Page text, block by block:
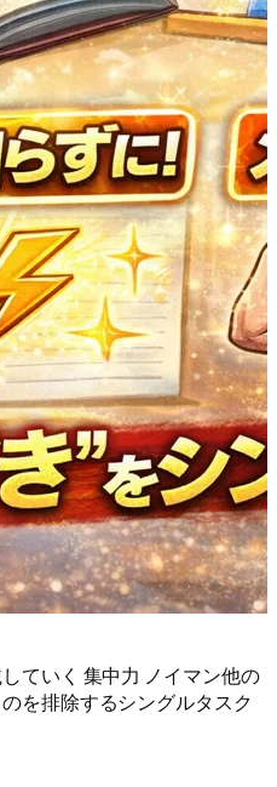
ていく 集中力 ノイマン他の
を排除するシングルタスク